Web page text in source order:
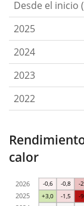
Desde el inicio
2025
2024
2023
2022
calor
+3,0 -1,5 -
-0,6 -0,8 -
2025
2026